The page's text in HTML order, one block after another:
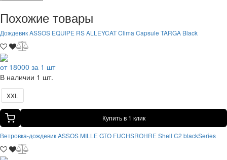
Похожие товары
Дождевик ASSOS EQUIPE RS ALLEYCAT Clima Capsule TARGA Black
от 18000 за 1 шт
В наличии 1 шт.
XXL
Купить в 1 клик
Ветровка-дождевик ASSOS MILLE GTO FUCHSROHRE Shell C2 blackSeries